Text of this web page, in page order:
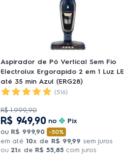
Aspirador de Pó Vertical Sem Fio
Electrolux Ergorapido 2 em 1 Luz
até 35 min Azul (ERG28)
(516)
R$ 1.999,90
R$ 949,90 no
Pix
ou R$ 999,90 -50%
em até 10x de R$ 99,99 sem juros
ou 21x de R$ 55,85 com juros